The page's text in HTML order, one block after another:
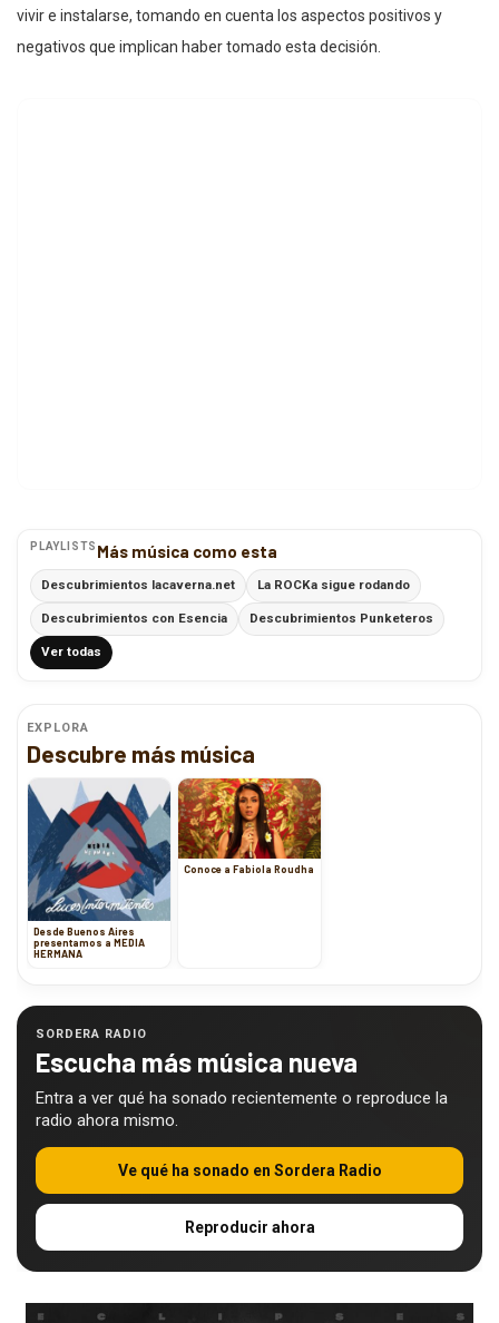
vivir e instalarse, tomando en cuenta los aspectos positivos y
negativos que implican haber tomado esta decisión.
PLAYLISTS Más música como esta
Descubrimientos lacaverna.net La ROCKa sigue rodando
Descubrimientos con Esencia Descubrimientos Punketeros
Ver todas
EXPLORA
Descubre más música
Desde Buenos Aires
presentamos a MEDIA
HERMANA
Conoce a Fabiola Roudha
SORDERA RADIO
Escucha más música nueva
Entra a ver qué ha sonado recientemente o reproduce la
radio ahora mismo.
Ve qué ha sonado en Sordera Radio
Reproducir ahora